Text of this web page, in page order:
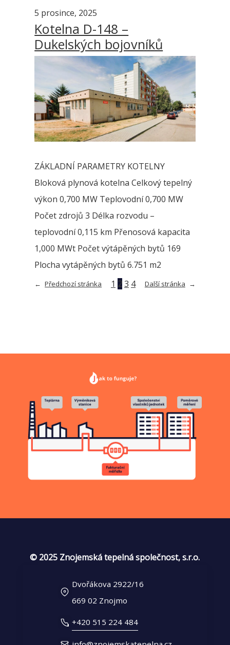
5 prosince, 2025
Kotelna D-148 –
Dukelských bojovníků
ZÁKLADNÍ PARAMETRY KOTELNY
Bloková plynová kotelna Celkový tepelný
výkon 0,700 MW Teplovodní 0,700 MW
Počet zdrojů 3 Délka rozvodu –
teplovodní 0,115 km Přenosová kapacita
1,000 MWt Počet výtápěných bytů 169
Plocha vytápěných bytů 6.751 m2
← Předchozí stránka 1 2 3 4 Další stránka →
© 2025 Znojemská tepelná společnost, s.r.o.
Dvořákova 2922/16
669 02 Znojmo
+420 515 224 484